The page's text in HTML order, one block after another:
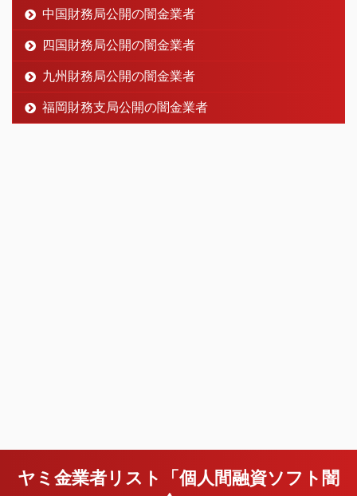
中国財務局公開の闇金業者
四国財務局公開の闇金業者
九州財務局公開の闇金業者
福岡財務支局公開の闇金業者
ヤミ金業者リスト「個人間融資ソフト闇